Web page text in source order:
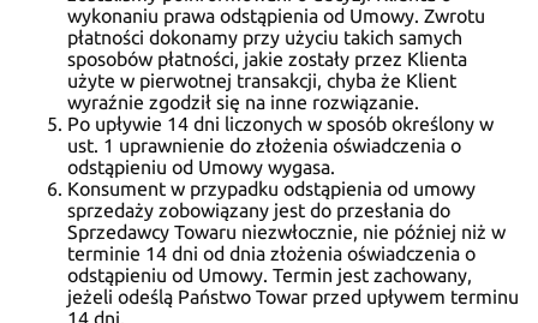
wykonaniu prawa odstąpienia od Umowy. Zwrotu
płatności dokonamy przy użyciu takich samych
sposobów płatności, jakie zostały przez Klienta
użyte w pierwotnej transakcji, chyba że Klient
wyraźnie zgodził się na inne rozwiązanie.
Po upływie 14 dni liczonych w sposób określony w
ust. 1 uprawnienie do złożenia oświadczenia o
odstąpieniu od Umowy wygasa.
Konsument w przypadku odstąpienia od umowy
sprzedaży zobowiązany jest do przesłania do
Sprzedawcy Towaru niezwłocznie, nie później niż w
terminie 14 dni od dnia złożenia oświadczenia o
odstąpieniu od Umowy. Termin jest zachowany,
jeżeli odeślą Państwo Towar przed upływem terminu
14 dni.